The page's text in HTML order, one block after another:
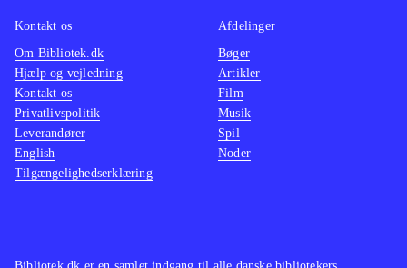
Kontakt os
Om Bibliotek.dk
Hjælp og vejledning
Kontakt os
Privatlivspolitik
Leverandører
English
Tilgængelighedserklæring
Afdelinger
Bøger
Artikler
Film
Musik
Spil
Noder